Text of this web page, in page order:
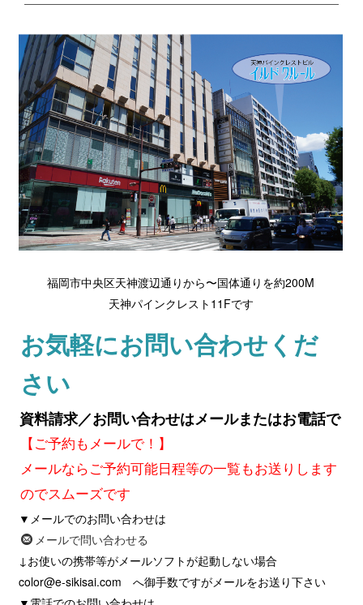
福岡市中央区天神渡辺通りから〜国体通りを約200M
天神パインクレスト11Fです
お気軽にお問い合わせくだ
さい
資料請求／お問い合わせはメールまたはお電話で
【ご予約もメールで！】
メールならご予約可能日程等の一覧もお送りします
のでスムーズです
▼メールでのお問い合わせは
メールで問い合わせる
↓お使いの携帯等がメールソフトが起動しない場合
color@e-sikisai.com へ御手数ですがメールをお送り下さい